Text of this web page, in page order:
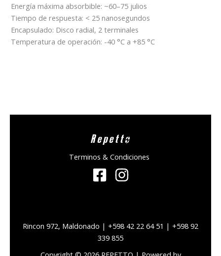
Energía máxima absorbible: ~60–75 julios
Tiempo de respuesta: < 25 nanosegundos
Encapsulado: Disco radial, 2 terminales
Temperatura de operación: -40 °C a +85 °C
Repetto
Terminos & Condiciones
Rincon 972, Maldonado | +598 42 22 64 51 | +598 92
339 855